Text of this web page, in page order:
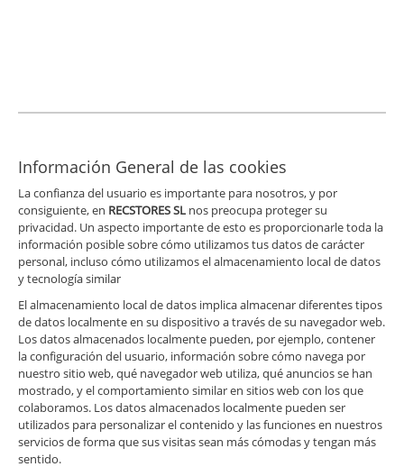
Información General de las cookies
La confianza del usuario es importante para nosotros, y por
consiguiente, en RECSTORES SL nos preocupa proteger su
privacidad. Un aspecto importante de esto es proporcionarle toda la
información posible sobre cómo utilizamos tus datos de carácter
personal, incluso cómo utilizamos el almacenamiento local de datos
y tecnología similar
El almacenamiento local de datos implica almacenar diferentes tipos
de datos localmente en su dispositivo a través de su navegador web.
Los datos almacenados localmente pueden, por ejemplo, contener
la configuración del usuario, información sobre cómo navega por
nuestro sitio web, qué navegador web utiliza, qué anuncios se han
mostrado, y el comportamiento similar en sitios web con los que
colaboramos. Los datos almacenados localmente pueden ser
utilizados para personalizar el contenido y las funciones en nuestros
servicios de forma que sus visitas sean más cómodas y tengan más
sentido.